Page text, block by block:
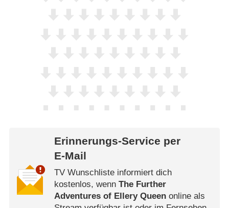
Erinnerungs-Service per
E-Mail
TV Wunschliste informiert dich
kostenlos, wenn The Further
Adventures of Ellery Queenonline als